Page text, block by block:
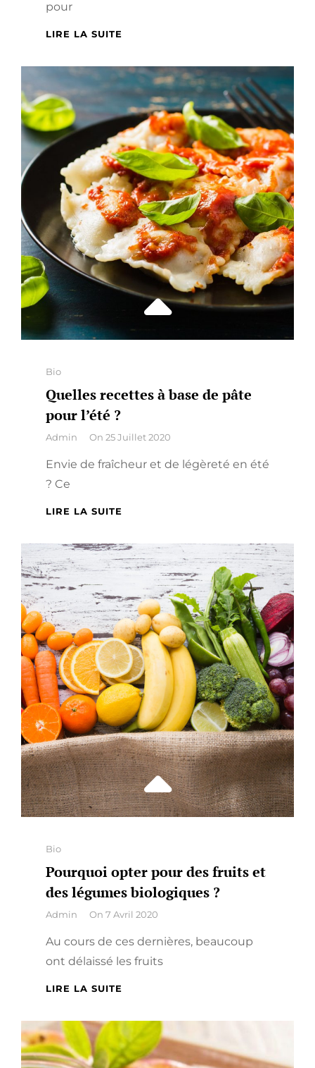
pour
LIRE LA SUITE
POUR
MANGER
BIO
PAS
CHER
Categories
Bio
Quelles recettes à base de pâte
pour l’été ?
By
Admin On 25 Juillet 2020
Envie de fraîcheur et de légèreté en été
? Ce
LIRE LA SUITE
BASE
DE
POUR
L’ÉTÉ
?
Categories
Bio
Pourquoi opter pour des fruits et
des légumes biologiques ?
By
Admin On 7 Avril 2020
Au cours de ces dernières, beaucoup
ont délaissé les fruits
LIRE LA SUITE
DES
FRUITS
ET